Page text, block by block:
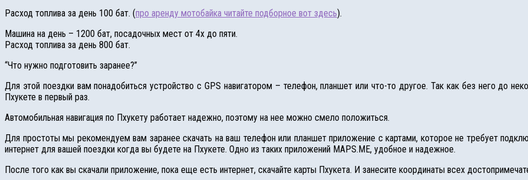
Расход топлива за день 100 бат. (про аренду мотобайка читайте подборное вот здесь).
Машина на день – 1200 бат, посадочных мест от 4х до пяти.
Расход топлива за день 800 бат.
“Что нужно подготовить заранее?”
Для этой поездки вам понадобиться устройство с GPS навигатором – телефон, планшет или что-то другое. Так как без него до
Пхукете в первый раз.
Автомобильная навигация по Пхукету работает надежно, поэтому на нее можно смело положиться.
Для простоты мы рекомендуем вам заранее скачать на ваш телефон или планшет приложение с картами, которое не требует
интернет для вашей поездки когда вы будете на Пхукете. Одно из таких приложений MAPS.ME, удобное и надежное.
После того как вы скачали приложение, пока еще есть интернет, скачайте карты Пхукета. И занесите координаты всех